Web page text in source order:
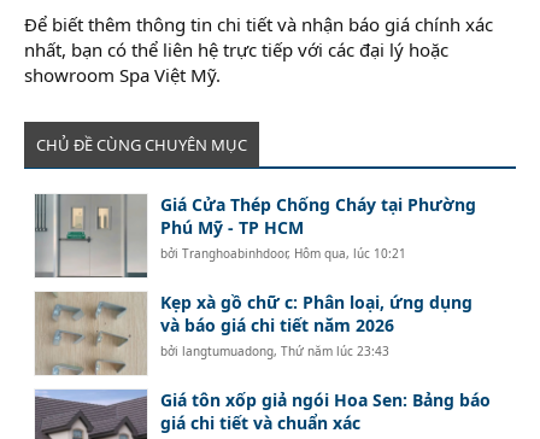
Để biết thêm thông tin chi tiết và nhận báo giá chính xác
nhất, bạn có thể liên hệ trực tiếp với các đại lý hoặc
showroom Spa Việt Mỹ.
CHỦ ĐỀ CÙNG CHUYÊN MỤC
Giá Cửa Thép Chống Cháy tại Phường
Phú Mỹ - TP HCM
bởiTranghoabinhdoor, Hôm qua, lúc 10:21
Kẹp xà gồ chữ c: Phân loại, ứng dụng
và báo giá chi tiết năm 2026
bởilangtumuadong,Thứ năm lúc 23:43
Giá tôn xốp giả ngói Hoa Sen: Bảng báo
giá chi tiết và chuẩn xác